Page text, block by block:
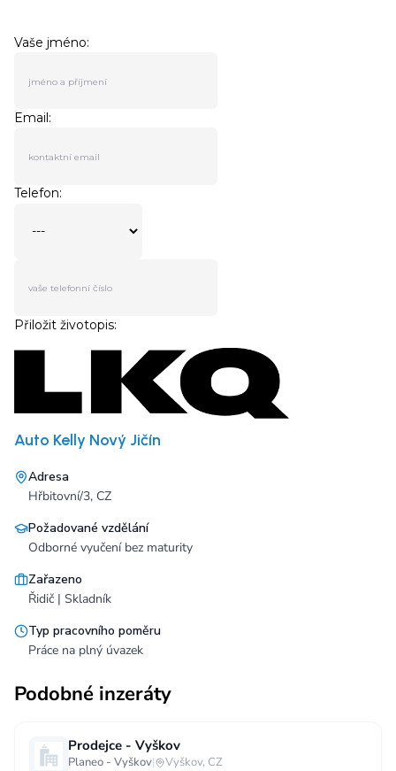
Auto Kelly Nový Jičín
Adresa
Hřbitovní/3, CZ
Požadované vzdělání
Odborné vyučení bez maturity
Zařazeno
Řidič | Skladník
Typ pracovního poměru
Práce na plný úvazek
Podobné inzeráty
Prodejce - Vyškov
Planeo - Vyškov| Vyškov, CZ